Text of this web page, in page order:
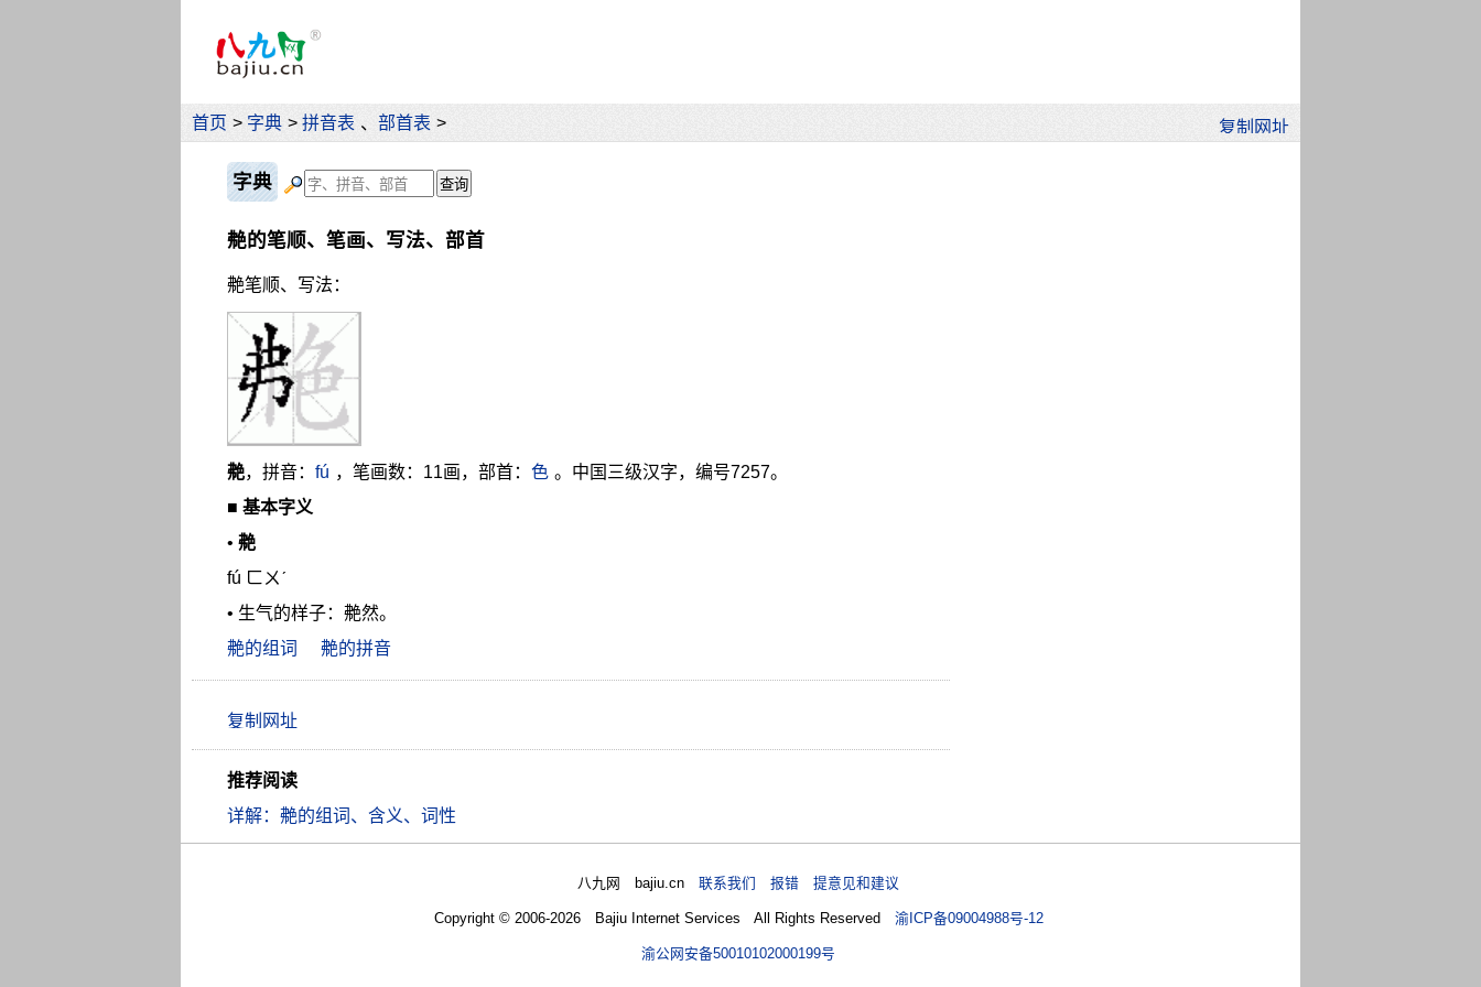
首页 > 字典 > 拼音表 、 部首表 >
字典
艴的笔顺、笔画、写法、部首
艴笔顺、写法：
艴，拼音： fú ，笔画数：11画，部首： 色 。中国三级汉字，编号7257。
■ 基本字义
• 艴
fú ㄈㄨˊ
• 生气的样子：艴然。
艴的组词
艴的拼音
推荐阅读
详解：艴的组词、含义、词性
八九网 bajiu.cn联系我们 报错 提意见和建议
Copyright © 2006-2026 Bajiu Internet Services All Rights Reserved 渝ICP备09004988号-12
渝公网安备50010102000199号